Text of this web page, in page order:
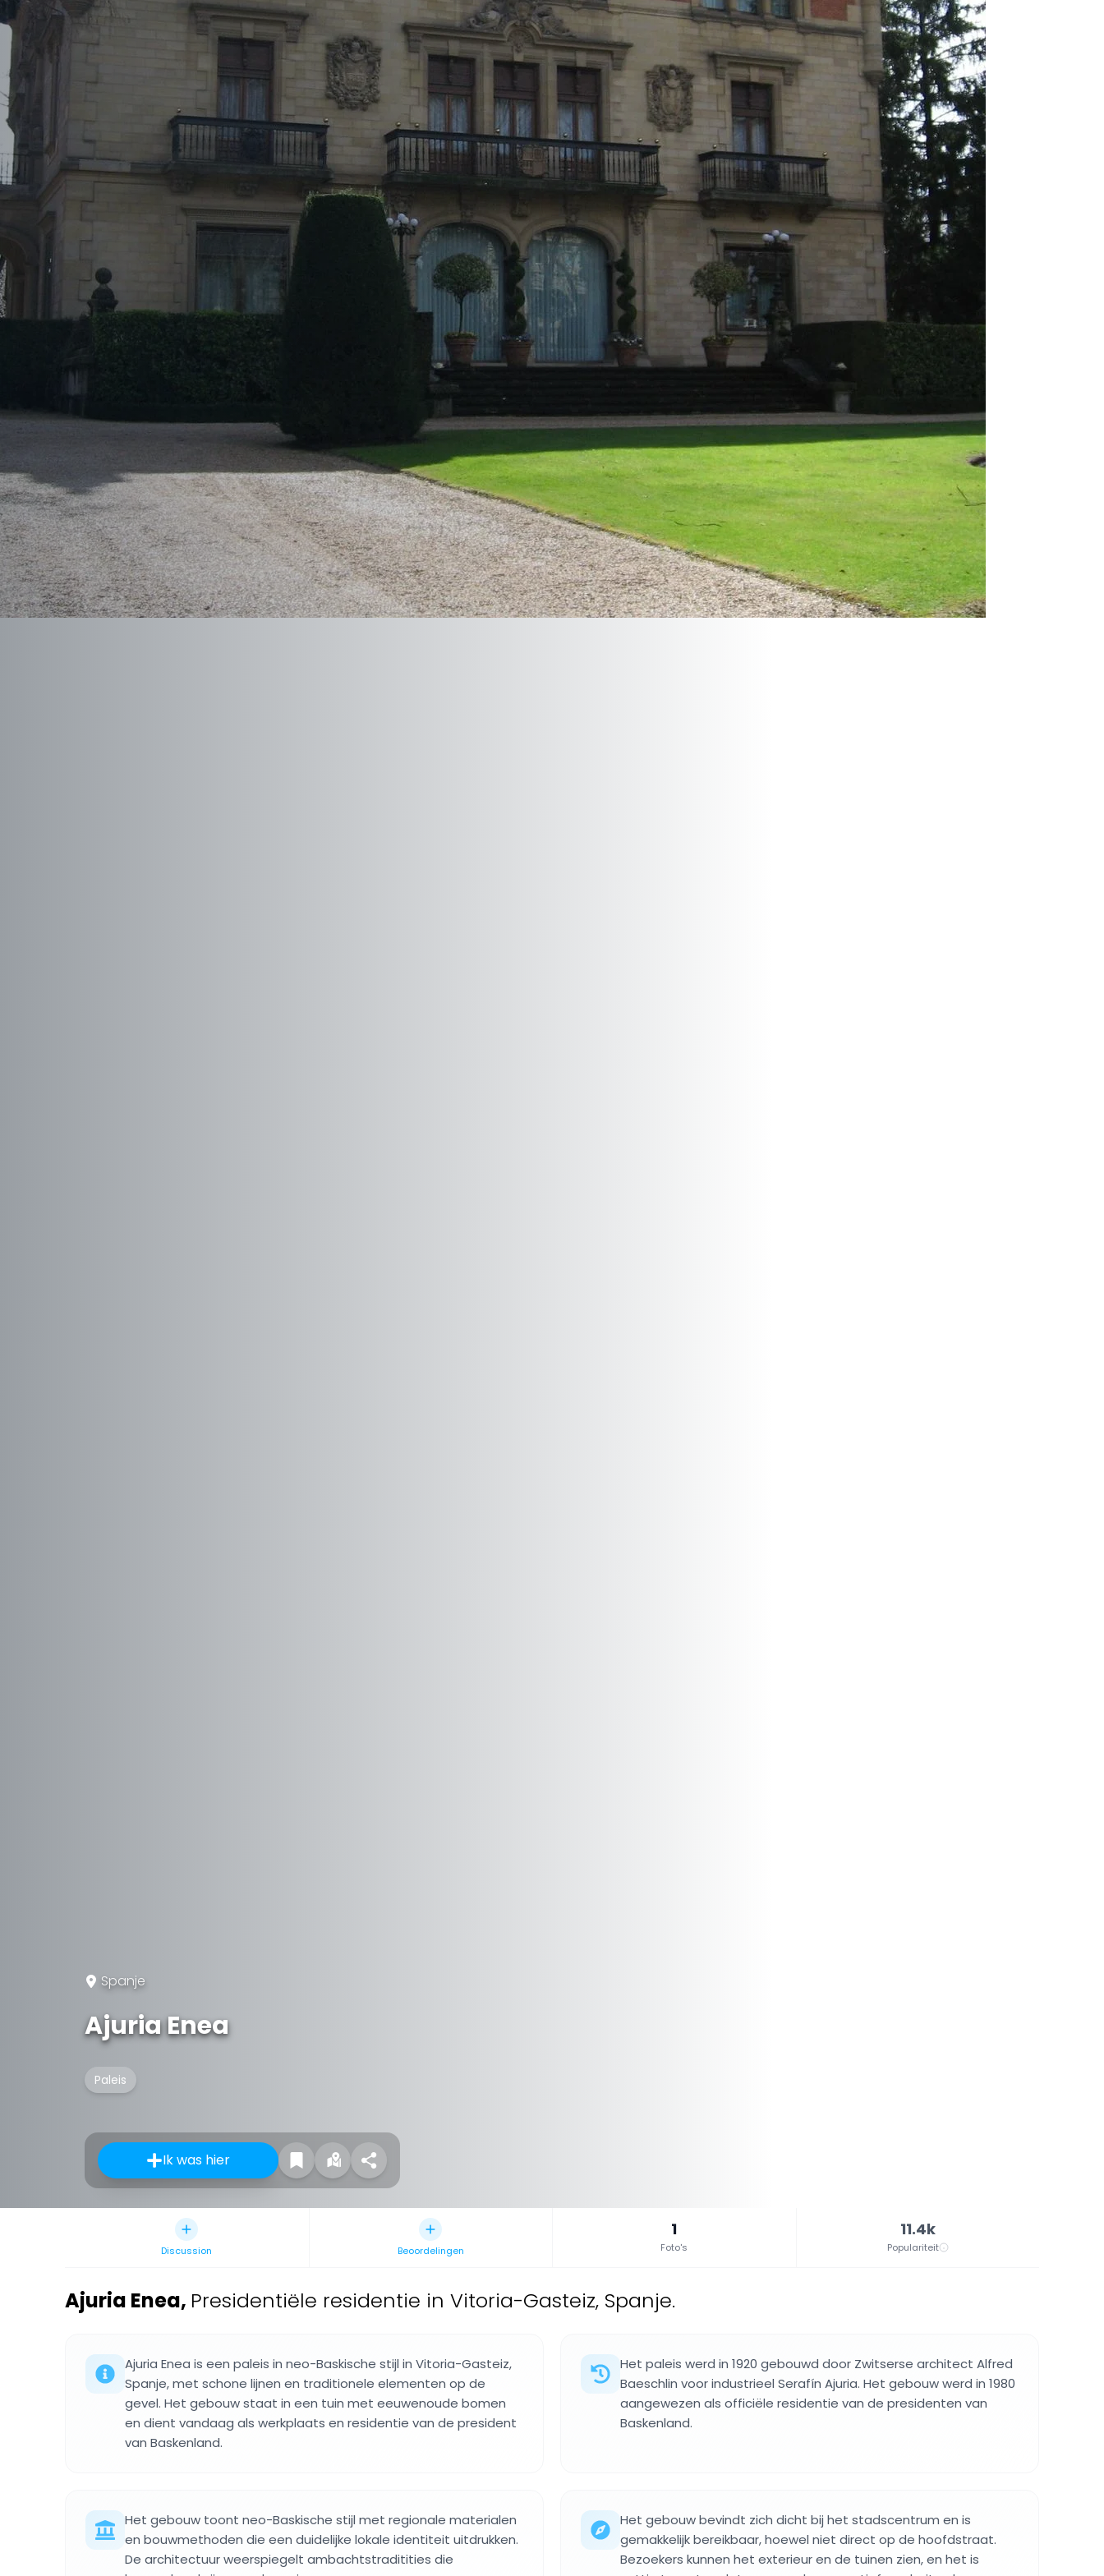
Spanje
Ajuria Enea
Paleis
Ik was hier
Discussion Beoordelingen
1
Foto's
11.4k
Populariteit
Ajuria Enea, Presidentiële residentie in Vitoria-Gasteiz, Spanje.
Ajuria Enea is een paleis in neo-Baskische stijl in Vitoria-Gasteiz,
Spanje, met schone lijnen en traditionele elementen op de
gevel. Het gebouw staat in een tuin met eeuwenoude bomen
en dient vandaag als werkplaats en residentie van de president
van Baskenland.
Het paleis werd in 1920 gebouwd door Zwitserse architect Alfred
Baeschlin voor industrieel Serafín Ajuria. Het gebouw werd in 1980
aangewezen als officiële residentie van de presidenten van
Baskenland.
Het gebouw toont neo-Baskische stijl met regionale materialen
en bouwmethoden die een duidelijke lokale identiteit uitdrukken.
De architectuur weerspiegelt ambachtstraditities die
Het gebouw bevindt zich dicht bij het stadscentrum en is
gemakkelijk bereikbaar, hoewel niet direct op de hoofdstraat.
Bezoekers kunnen het exterieur en de tuinen zien, en het is